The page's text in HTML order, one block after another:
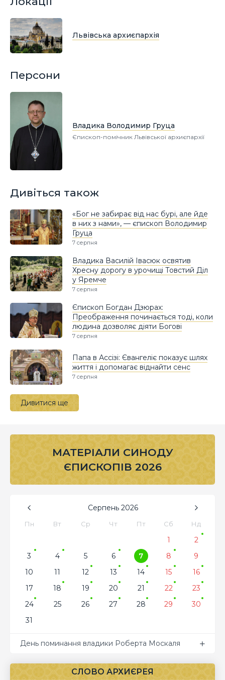
Львівська архиєпархія
Персони
Владика Володимир Груца
Єпископ-помічник Львівської архиєпархії
Дивіться також
«Бог не забирає від нас бурі, але йде
в них з нами», — єпископ Володимир
Груца
7 серпня
Владика Василій Івасюк освятив
Хресну дорогу в урочищі Товстий Діл
у Яремче
7 серпня
Єпископ Богдан Дзюрах:
Преображення починається тоді, коли
людина дозволяє діяти Богові
7 серпня
Папа в Ассізі: Євангеліє показує шлях
життя і допомагає віднайти сенс
7 серпня
Дивитися ще
МАТЕРІАЛИ СИНОДУ
ЄПИСКОПІВ 2026
Серпень 2026
Пн Вт Ср Чт Пт Сб Нд
1
2
3
4 5 6 7 8
9
10
11 12 13 14 15
16
17
18 19 20 21 22
23
24
25 26 27 28 29
30
31
День поминання владики Роберта Москаля
СЛОВО АРХИЄРЕЯ